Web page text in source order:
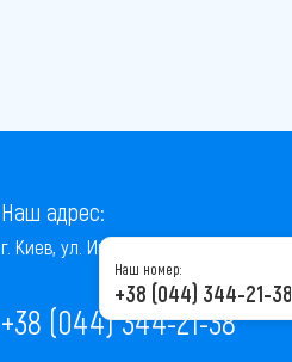
Наш адрес:
г. Киев, ул. Институтская, 22/7, оф. 41
+38 (044) 344-21-38
Наш номер:
+38 (044) 344-21-38